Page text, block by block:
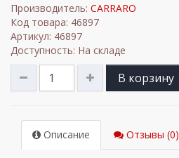
Производитель: CARRARO
Код товара: 46897
Артикул: 46897
Доступность: На складе
В корзину
Описание Отзывы (0)